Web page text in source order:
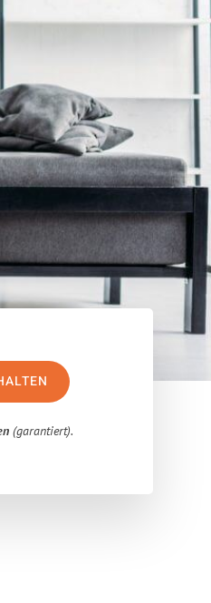
(garantiert).